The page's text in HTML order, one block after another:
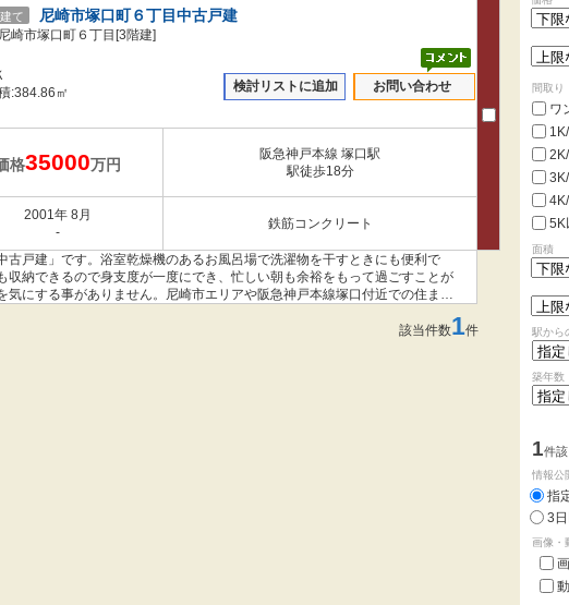
て 尼崎市塚口町６丁目中古戸建
崎市塚口町６丁目[3階建]
:384.86㎡
検討リストに追加 お問い合わせ
格35000万円
阪急神戸本線 塚口駅
駅徒歩18分
2001年 8月
-
鉄筋コンクリート
戸建」です。浴室乾燥機のあるお風呂場で洗濯物を干すときにも便利で
納できるので身支度が一度にでき、忙しい朝も余裕をもって過ごすことが
にする事がありません。尼崎市エリアや阪急神戸本線塚口付近での住まい
該当件数1件
間取り
ワ
5K
面積
駅から
築年数
1件該
情報公
指
3
画像・